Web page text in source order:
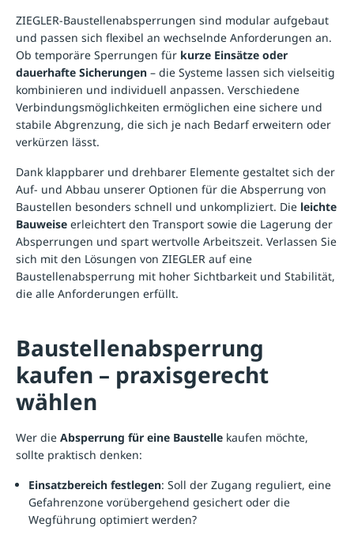
ZIEGLER-Baustellenabsperrungen sind modular aufgebaut
und passen sich flexibel an wechselnde Anforderungen an.
Ob temporäre Sperrungen für kurze Einsätze oder
dauerhafte Sicherungen – die Systeme lassen sich vielseitig
kombinieren und individuell anpassen. Verschiedene
Verbindungsmöglichkeiten ermöglichen eine sichere und
stabile Abgrenzung, die sich je nach Bedarf erweitern oder
verkürzen lässt.
Dank klappbarer und drehbarer Elemente gestaltet sich der
Auf- und Abbau unserer Optionen für die Absperrung von
Baustellen besonders schnell und unkompliziert. Die leichte
Bauweise erleichtert den Transport sowie die Lagerung der
Absperrungen und spart wertvolle Arbeitszeit. Verlassen Sie
sich mit den Lösungen von ZIEGLER auf eine
Baustellenabsperrung mit hoher Sichtbarkeit und Stabilität,
die alle Anforderungen erfüllt.
Baustellenabsperrung
kaufen – praxisgerecht
wählen
Wer die Absperrung für eine Baustelle kaufen möchte,
sollte praktisch denken:
Einsatzbereich festlegen: Soll der Zugang reguliert, eine
Gefahrenzone vorübergehend gesichert oder die
Wegführung optimiert werden?